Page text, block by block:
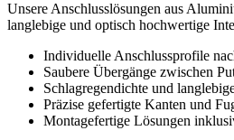
Unsere Anschlusslösungen aus
langlebige und optisch hochwertige
Individuelle Anschlussprofile
Saubere Übergänge zwischen
Schlagregendichte und
Präzise gefertigte Kanten und
Montagefertige Lösungen